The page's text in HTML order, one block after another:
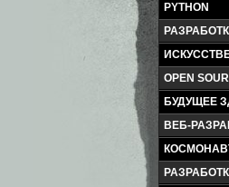
PYTHON
OPEN
БУДУЩЕЕ
ВЕБ-